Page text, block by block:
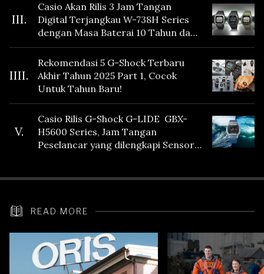
III.
Casio Akan Rilis 3 Jam Tangan
Digital Terjangkau W-738H Series
dengan Masa Baterai 10 Tahun dan
Fitur Vibration
IIII.
Rekomendasi 5 G-Shock Terbaru
Akhir Tahun 2025 Part 1, Cocok
Untuk Tahun Baru!
V.
Casio Rilis G-Shock G-LIDE GBX-
H5600 Series, Jam Tangan
Peselancar yang dilengkapi Sensor
READ MORE